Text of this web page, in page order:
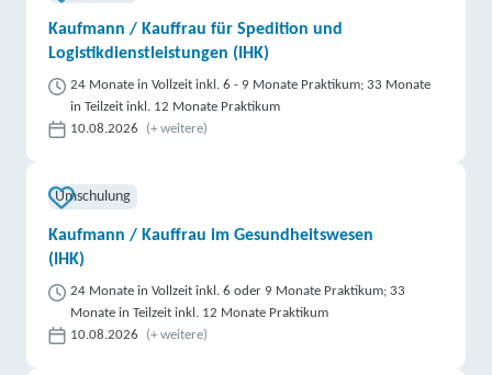
Kaufmann / Kauffrau für Spedition und
Logistikdienstleistungen (IHK)
24 Monate in Vollzeit inkl. 6 - 9 Monate Praktikum; 33 Monate
in Teilzeit inkl. 12 Monate Praktikum
10.08.2026
(+ weitere)
Umschulung
Kaufmann / Kauffrau im Gesundheitswesen
(IHK)
24 Monate in Vollzeit inkl. 6 oder 9 Monate Praktikum; 33
Monate in Teilzeit inkl. 12 Monate Praktikum
10.08.2026
(+ weitere)